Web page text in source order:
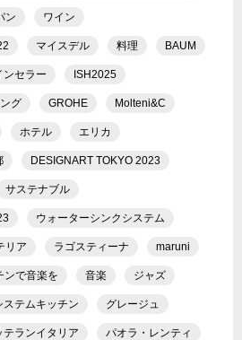
ン ワイン
マイスデル 料理 BAUM
ンセラー ISH2025
グ GROHE Molteni&C
ホテル エリカ
DESIGNART TOKYO 2023
サステナブル
ウォーターシンクシステム
リア ラゴスティーナ maruni
ンで音楽を 音楽 ジャズ
ステムキッチン グレージュ
テランイタリア パオラ・レンティ